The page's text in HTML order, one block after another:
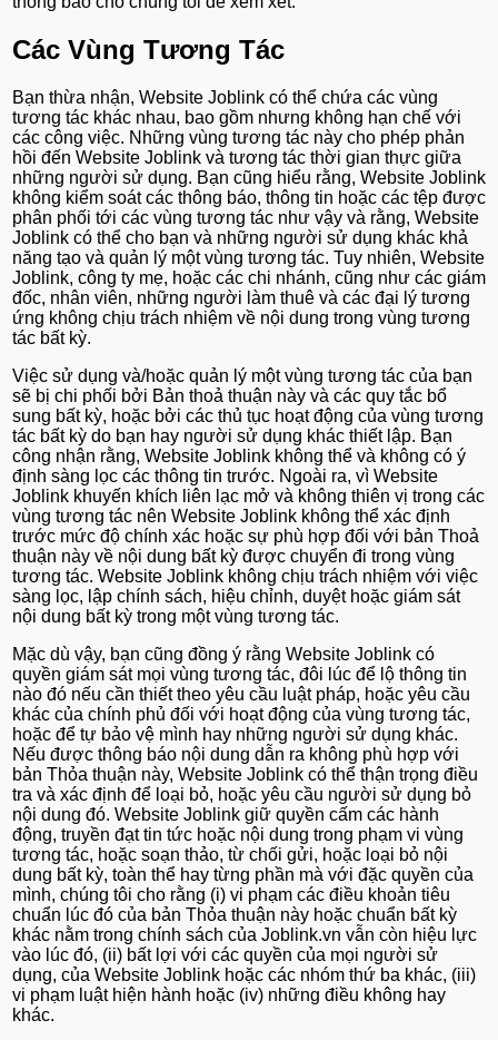
Các Vùng Tương Tác
Bạn thừa nhận, Website Joblink có thể chứa các vùng
tương tác khác nhau, bao gồm nhưng không hạn chế với
các công việc. Những vùng tương tác này cho phép phản
hồi đến Website Joblink và tương tác thời gian thực giữa
những người sử dụng. Bạn cũng hiểu rằng, Website Joblink
không kiểm soát các thông báo, thông tin hoặc các tệp được
phân phối tới các vùng tương tác như vậy và rằng, Website
Joblink có thể cho bạn và những người sử dụng khác khả
năng tạo và quản lý một vùng tương tác. Tuy nhiên, Website
Joblink, công ty mẹ, hoặc các chi nhánh, cũng như các giám
đốc, nhân viên, những người làm thuê và các đại lý tương
ứng không chịu trách nhiệm về nội dung trong vùng tương
tác bất kỳ.
Việc sử dụng và/hoặc quản lý một vùng tương tác của bạn
sẽ bị chi phối bởi Bản thoả thuận này và các quy tắc bổ
sung bất kỳ, hoặc bởi các thủ tục hoạt động của vùng tương
tác bất kỳ do bạn hay người sử dụng khác thiết lập. Bạn
công nhận rằng, Website Joblink không thể và không có ý
định sàng lọc các thông tin trước. Ngoài ra, vì Website
Joblink khuyến khích liên lạc mở và không thiên vị trong các
vùng tương tác nên Website Joblink không thể xác định
trước mức độ chính xác hoặc sự phù hợp đối với bản Thoả
thuận này về nội dung bất kỳ được chuyển đi trong vùng
tương tác. Website Joblink không chịu trách nhiệm với việc
sàng lọc, lập chính sách, hiệu chỉnh, duyệt hoặc giám sát
nội dung bất kỳ trong một vùng tương tác.
Mặc dù vậy, bạn cũng đồng ý rằng Website Joblink có
quyền giám sát mọi vùng tương tác, đôi lúc để lộ thông tin
nào đó nếu cần thiết theo yêu cầu luật pháp, hoặc yêu cầu
khác của chính phủ đối với hoạt động của vùng tương tác,
hoặc để tự bảo vệ mình hay những người sử dụng khác.
Nếu được thông báo nội dung dẫn ra không phù hợp với
bản Thỏa thuận này, Website Joblink có thể thận trọng điều
tra và xác định để loại bỏ, hoặc yêu cầu người sử dụng bỏ
nội dung đó. Website Joblink giữ quyền cấm các hành
động, truyền đạt tin tức hoặc nội dung trong phạm vi vùng
tương tác, hoặc soạn thảo, từ chối gửi, hoặc loại bỏ nội
dung bất kỳ, toàn thể hay từng phần mà với đặc quyền của
mình, chúng tôi cho rằng (i) vi phạm các điều khoản tiêu
chuẩn lúc đó của bản Thỏa thuận này hoặc chuẩn bất kỳ
khác nằm trong chính sách của Joblink.vn vẫn còn hiệu lực
vào lúc đó, (ii) bất lợi với các quyền của mọi người sử
dụng, của Website Joblink hoặc các nhóm thứ ba khác, (iii)
vi phạm luật hiện hành hoặc (iv) những điều không hay
khác.